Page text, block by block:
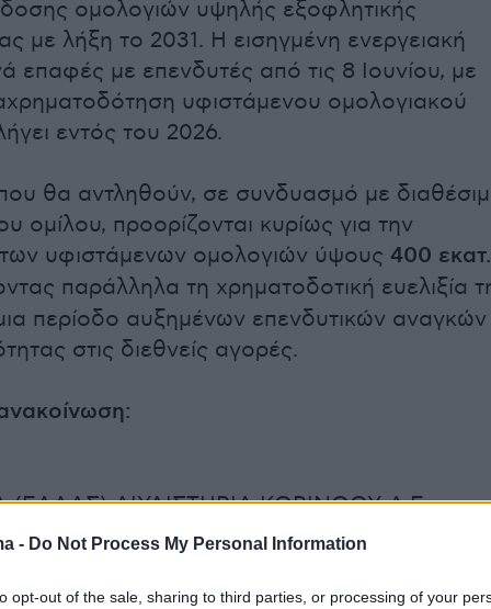
- Do Not Process My Personal Information
opt-out of the sale, sharing to third parties, or processing of your
ομολογιών υψηλής εξοφλητικής
με λήξη το 2031. Η εισηγμένη ενεργειακή
επαφές με επενδυτές από τις 8 Ιουνίου, με
υφιστάμενου ομολογιακού
εντός του 2026.
θα αντληθούν, σε συνδυασμό με
ομίλου, προορίζονται κυρίως για την
υφιστάμενων ομολογιών ύψους 400 εκατ.
παράλληλα τη χρηματοδοτική ευελιξία
περίοδο αυξημένων επενδυτικών αναγκών
στις διεθνείς αγορές.
ΔΙΥΛΙΣΤΗΡΙΑ ΚΟΡΙΝΘΟΥ Α.Ε.
(η «Εταιρεία») ανακοινώνει ότι έχει